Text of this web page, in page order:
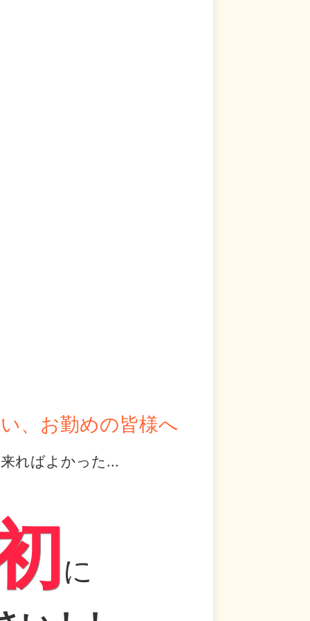
、お勤めの皆様へ
ればよかった...
に